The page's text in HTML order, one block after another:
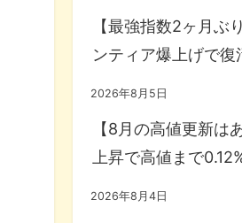
【最強指数2ヶ月ぶ
ンティア爆上げで復
2026年8月5日
【8月の高値更新は
上昇で高値まで
2026年8月4日